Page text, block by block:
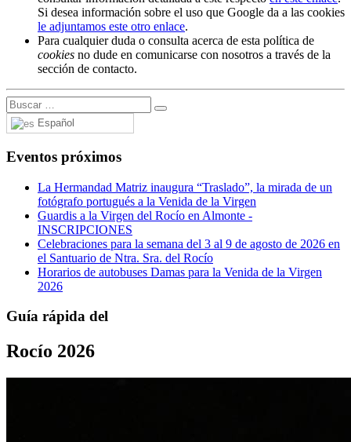
Si desea información sobre el uso que Google da a las cookies
le adjuntamos este otro enlace.
Para cualquier duda o consulta acerca de esta política de
cookies no dude en comunicarse con nosotros a través de la
sección de contacto.
Español
Eventos próximos
La Hermandad Matriz inaugura “Traslado”, la mirada de un
fotógrafo portugués a la Venida de la Virgen
Guardis a la Virgen del Rocío en Almonte -
INSCRIPCIONES
Celebraciones para la semana del 3 al 9 de agosto de 2026 en
el Santuario de Ntra. Sra. del Rocío
Horarios de autobuses Damas para la Venida de la Virgen
2026
Guía rápida del
Rocío 2026